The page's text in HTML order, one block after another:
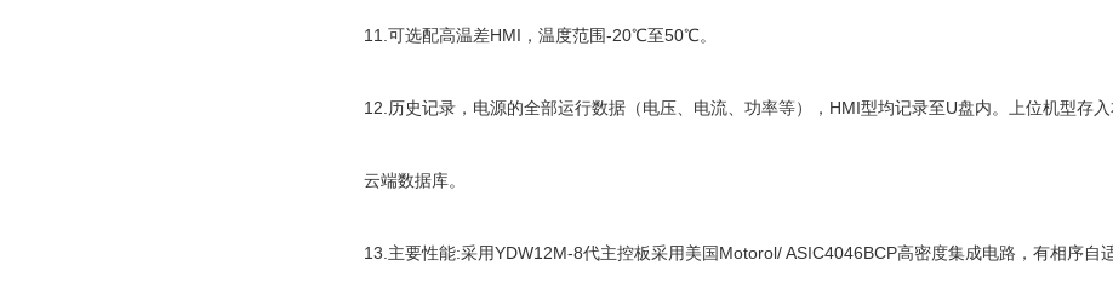
11.可选配高温差HMI，温度范围-20℃至50℃。
12.历史记录，电源的全部运行数据（电压、电流、功率等），HMI型均记录至U盘内。上位机型存
云端数据库。
13.主要性能:采用YDW12M-8代主控板采用美国Motorol/ ASIC4046BCP高密度集成电路，有相序自